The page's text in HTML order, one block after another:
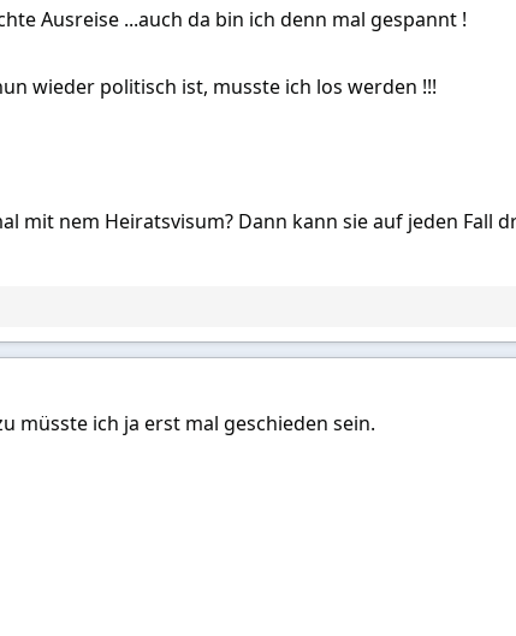
Ausreise ...auch da bin ich denn mal gespannt !
wieder politisch ist, musste ich los werden !!!
mit nem Heiratsvisum? Dann kann sie auf jeden Fall
müsste ich ja erst mal geschieden sein.